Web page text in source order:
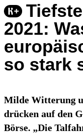
2021:
so stark
Milde Witterung
drücken auf den
Börse. „Die